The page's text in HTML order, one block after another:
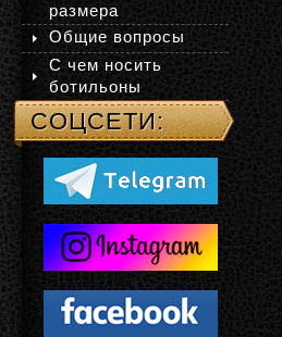
размера
Общие вопросы
С чем носить
ботильоны
СОЦСЕТИ: